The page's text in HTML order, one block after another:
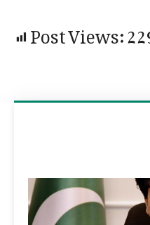
Post Views: